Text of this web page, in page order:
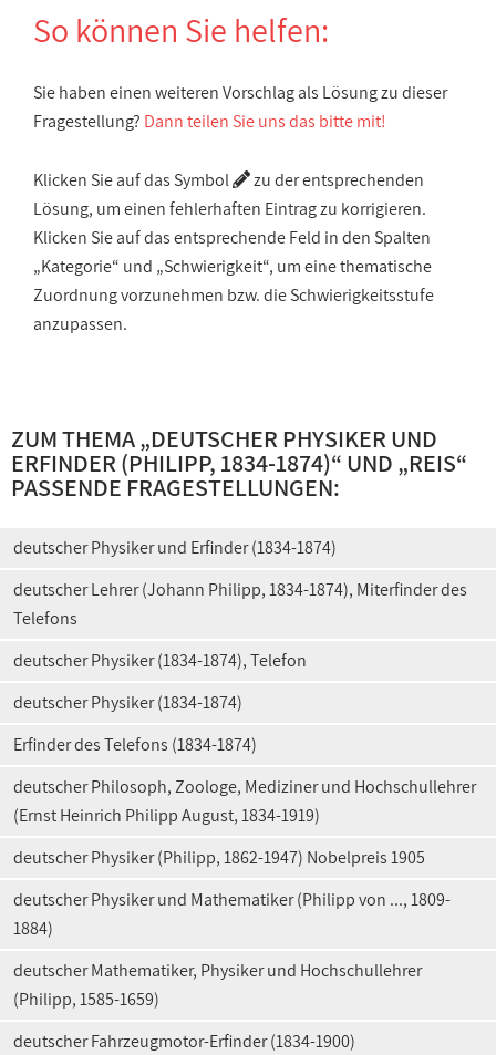
So können Sie helfen:
Sie haben einen weiteren Vorschlag als Lösung zu dieser
Fragestellung? Dann teilen Sie uns das bitte mit!
Klicken Sie auf das Symbol
zu der entsprechenden
Lösung, um einen fehlerhaften Eintrag zu korrigieren.
Klicken Sie auf das entsprechende Feld in den Spalten
„Kategorie“ und „Schwierigkeit“, um eine thematische
Zuordnung vorzunehmen bzw. die Schwierigkeitsstufe
anzupassen.
ZUM THEMA „DEUTSCHER PHYSIKER UND
ERFINDER (PHILIPP, 1834-1874)“ UND „REIS“
PASSENDE FRAGESTELLUNGEN:
deutscher Physiker und Erfinder (1834-1874)
deutscher Lehrer (Johann Philipp, 1834-1874), Miterfinder des
Telefons
deutscher Physiker (1834-1874), Telefon
deutscher Physiker (1834-1874)
Erfinder des Telefons (1834-1874)
deutscher Philosoph, Zoologe, Mediziner und Hochschullehrer
(Ernst Heinrich Philipp August, 1834-1919)
deutscher Physiker (Philipp, 1862-1947) Nobelpreis 1905
deutscher Physiker und Mathematiker (Philipp von ..., 1809-
1884)
deutscher Mathematiker, Physiker und Hochschullehrer
(Philipp, 1585-1659)
deutscher Fahrzeugmotor-Erfinder (1834-1900)